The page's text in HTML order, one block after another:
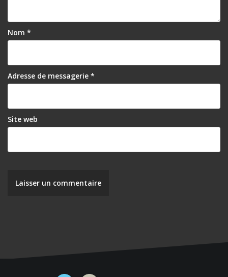
Nom *
Adresse de messagerie *
Site web